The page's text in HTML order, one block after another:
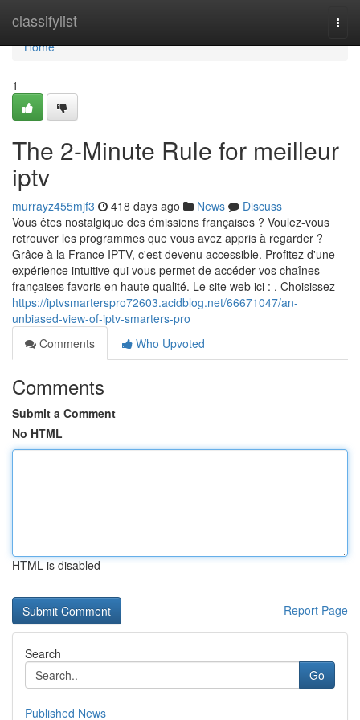
classifylist
Home
Home
1
The 2-Minute Rule for meilleur
iptv​
murrayz455mjf3 418 days ago News
Discuss
Vous êtes nostalgique des émissions françaises ? Voulez-vous
retrouver les programmes que vous avez appris à regarder ?
Grâce à la France IPTV, c'est devenu accessible. Profitez d'une
expérience intuitive qui vous permet de accéder vos chaînes
françaises favoris en haute qualité. Le site web ici : . Choisissez
https://iptvsmarterspro72603.acidblog.net/66671047/an-
unbiased-view-of-iptv-smarters-pro
Comments
Who Upvoted
Comments
Submit a Comment
No HTML
HTML is disabled
Report Page
Search
Go
Published News